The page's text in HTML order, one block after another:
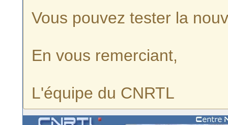
Vous pouvez tester la
En vous remerciant,
L'équipe du CNRTL